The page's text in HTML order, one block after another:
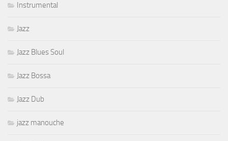
Instrumental
Jazz
Jazz Blues Soul
Jazz Bossa
Jazz Dub
jazz manouche